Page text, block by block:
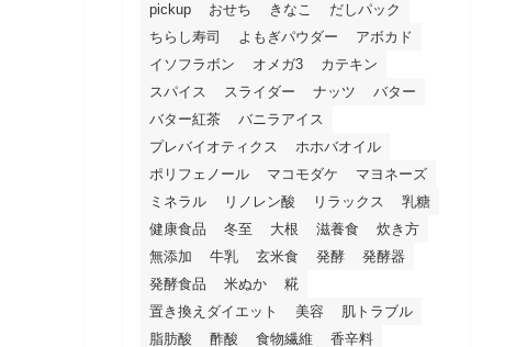
pickup おせち きなこ
だしパック
ちらし寿司
よもぎパウダー
アボカド
イソフラボン
オメガ3
カテキン
スパイス
スライダー ナッツ
バター
バター紅茶
バニラアイス
プレバイオティクス
ホホバオイル
ポリフェノール
マコモダケ
マヨネーズ
ミネラル
リノレン酸 リラックス
乳糖
健康食品
冬至 大根 滋養食
炊き方
無添加
牛乳 玄米食 発酵
発酵器
発酵食品
米ぬか
糀
置き換えダイエット
美容
肌トラブル
脂肪酸
酢酸 食物繊維 香辛料